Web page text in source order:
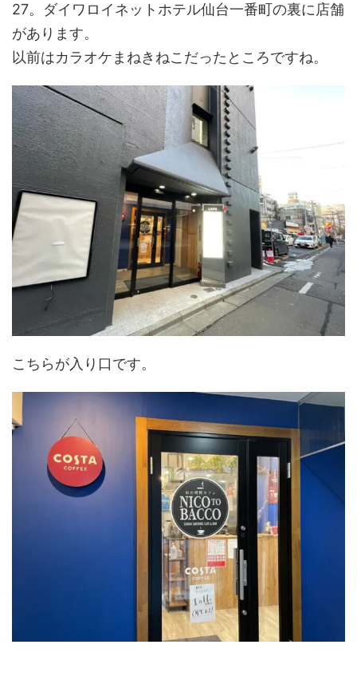
27。ダイワロイネットホテル仙台一番町の裏に店舗
があります。
以前はカラオケまねきねこだったところですね。
こちらが入り口です。